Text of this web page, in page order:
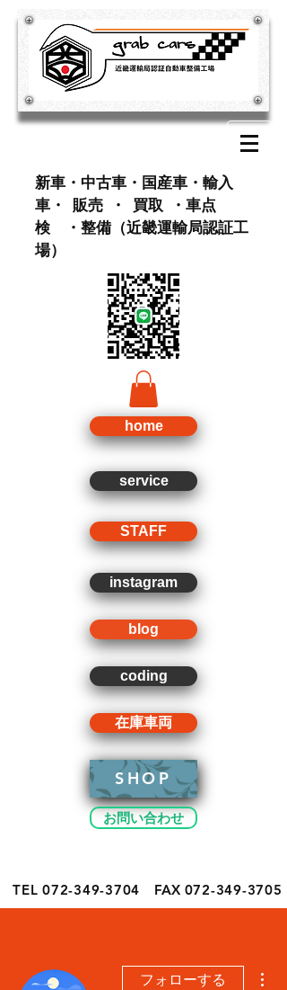
​新車・中古車・国産車・輸入
車・ 販売 ・ 買取 ・車点
検 ・整備（近畿運輸局認証工
場）
home
service
STAFF
instagram
blog
coding
在庫車両
SHOP
お問い合わせ
TEL 072-349-3704 FAX 072-349-3705
フォローする